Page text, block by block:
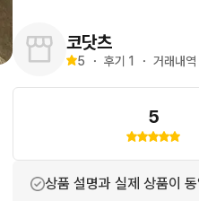
코닷츠
5 ・ 후기 1 ・ 거래내역
5
상품 설명과 실제 상품이